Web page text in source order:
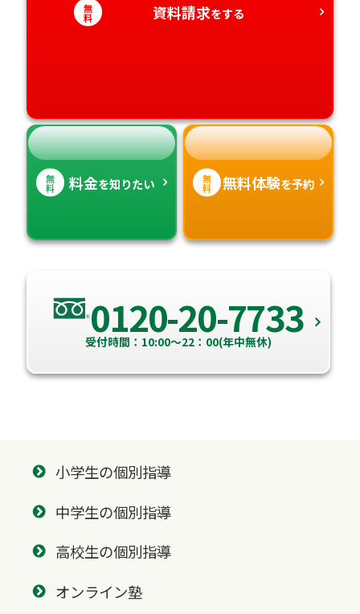
愛知県
香川県
宮崎県
無
料 資料請求をする
無
料 料金を知りたい 無
料 無料体験を予約
0120-20-7733
受付時間：10:00～22：00(年中無休)
小学生の個別指導
中学生の個別指導
高校生の個別指導
オンライン塾